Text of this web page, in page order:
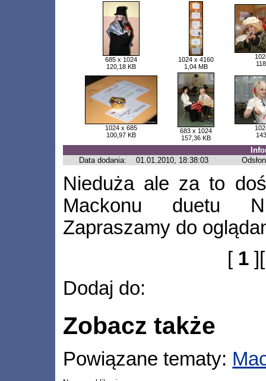
685 x 1024
120,18 KB
1024 x 4160
1,04 MB
1024 x 685
100,97 KB
683 x 1024
157,36 KB
Data dodania:
01.01.2010, 18:38:03
Nieduża ale za to
Mackonu duetu
Zapraszamy do
[ 1
Dodaj do:
Zobacz także
Powiązane tematy: